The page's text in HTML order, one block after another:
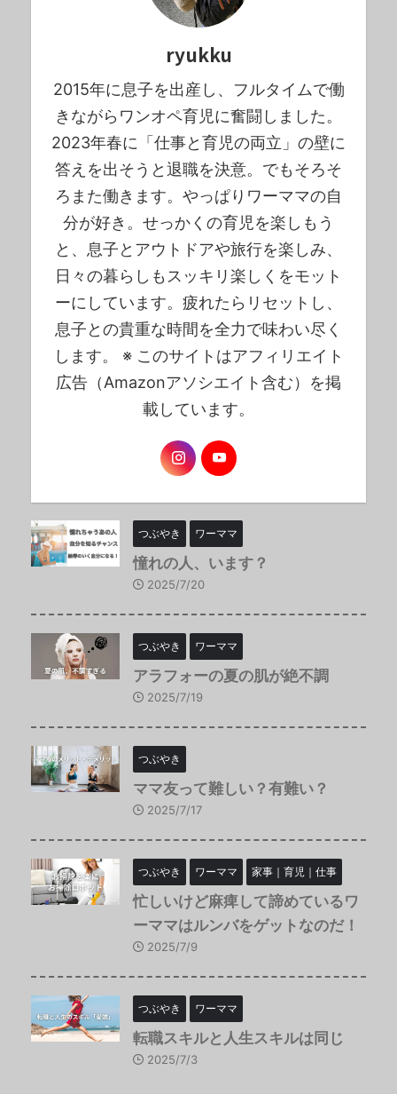
ryukku
2015年に息子を出産し、フルタイムで働
きながらワンオペ育児に奮闘しました。
2023年春に「仕事と育児の両立」の壁に
答えを出そうと退職を決意。でもそろそ
ろまた働きます。やっぱりワーママの自
分が好き。せっかくの育児を楽しもう
と、息子とアウトドアや旅行を楽しみ、
日々の暮らしもスッキリ楽しくをモット
ーにしています。疲れたらリセットし、
息子との貴重な時間を全力で味わい尽く
します。 ※ このサイトはアフィリエイト
広告（Amazonアソシエイト含む）を掲
載しています。
つぶやき ワーママ
憧れの人、います？
2025/7/20
つぶやき ワーママ
アラフォーの夏の肌が絶不調
2025/7/19
つぶやき
ママ友って難しい？有難い？
2025/7/17
つぶやき ワーママ 家事｜育児｜仕事
忙しいけど麻痺して諦めているワ
ーママはルンバをゲットなのだ！
2025/7/9
つぶやき ワーママ
転職スキルと人生スキルは同じ
2025/7/3